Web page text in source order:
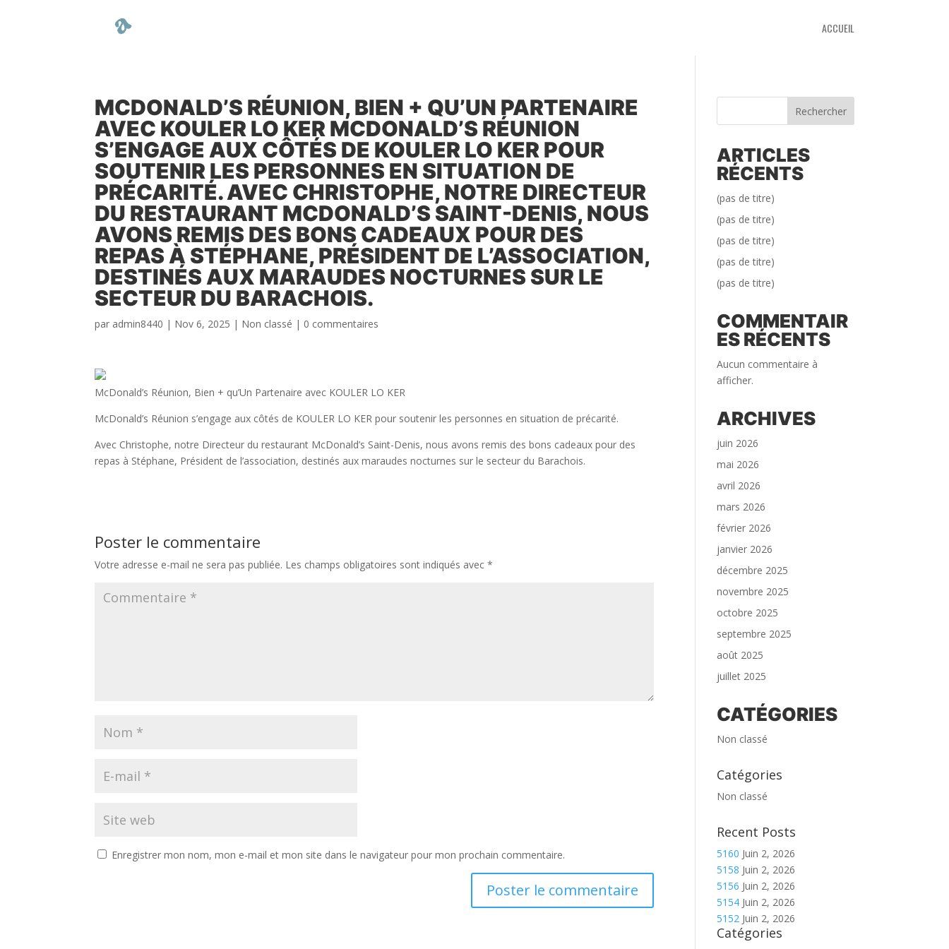
ACCUEIL
MCDONALD’S RÉUNION, BIEN + QU’UN PARTENAIRE
AVEC KOULER LO KER MCDONALD’S RÉUNION
S’ENGAGE AUX CÔTÉS DE KOULER LO KER POUR
SOUTENIR LES PERSONNES EN SITUATION DE
PRÉCARITÉ. AVEC CHRISTOPHE, NOTRE DIRECTEUR
DU RESTAURANT MCDONALD’S SAINT-DENIS, NOUS
AVONS REMIS DES BONS CADEAUX POUR DES
REPAS À STÉPHANE, PRÉSIDENT DE L’ASSOCIATION,
DESTINÉS AUX MARAUDES NOCTURNES SUR LE
SECTEUR DU BARACHOIS.
par admin8440 | Nov 6, 2025 | Non classé | 0 commentaires
McDonald’s Réunion, Bien + qu’Un Partenaire avec KOULER LO KER
McDonald’s Réunion s’engage aux côtés de KOULER LO KER pour soutenir les personnes en situation de précarité.
Avec Christophe, notre Directeur du restaurant McDonald’s Saint-Denis, nous avons remis des bons cadeaux pour des
repas à Stéphane, Président de l’association, destinés aux maraudes nocturnes sur le secteur du Barachois.
Poster le commentaire
Votre adresse e-mail ne sera pas publiée. Les champs obligatoires sont indiqués avec*
Enregistrer mon nom, mon e-mail et mon site dans le navigateur pour mon prochain commentaire.
Rechercher
ARTICLES
RÉCENTS
(pas de titre)
(pas de titre)
(pas de titre)
(pas de titre)
(pas de titre)
COMMENTAIR
ES RÉCENTS
Aucun commentaire à
afficher.
ARCHIVES
juin 2026
mai 2026
avril 2026
mars 2026
février 2026
janvier 2026
décembre 2025
novembre 2025
octobre 2025
septembre 2025
août 2025
juillet 2025
CATÉGORIES
Non classé
Catégories
Non classé
Recent Posts
5160 Juin 2, 2026
5158 Juin 2, 2026
5156 Juin 2, 2026
5154 Juin 2, 2026
5152 Juin 2, 2026
Catégories